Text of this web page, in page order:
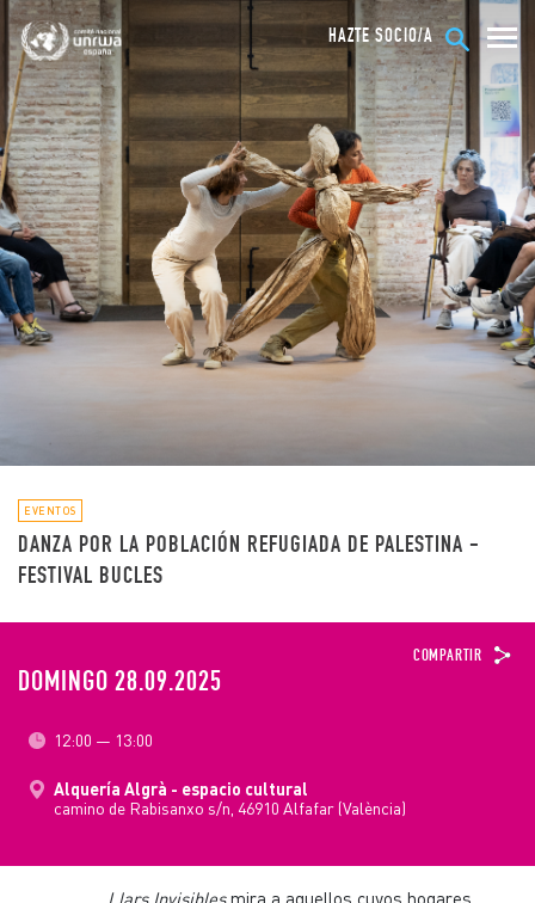
HAZTE SOCIO/A
EVENTOS
DANZA POR LA POBLACIÓN REFUGIADA DE PALESTINA -
FESTIVAL BUCLES
COMPARTIR
DOMINGO 28.09.2025
12:00 — 13:00
Alquería Algrà - espacio cultural
camino de Rabisanxo s/n, 46910 Alfafar (València)
Llars Invisiblesmira a aquellos cuyos hogares